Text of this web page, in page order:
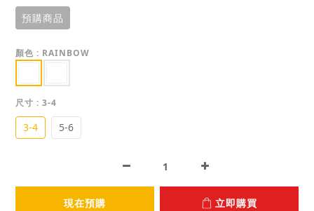
預購商品
顏色 : RAINBOW
尺寸 : 3-4
3-4 5-6
現在預購 立即購買